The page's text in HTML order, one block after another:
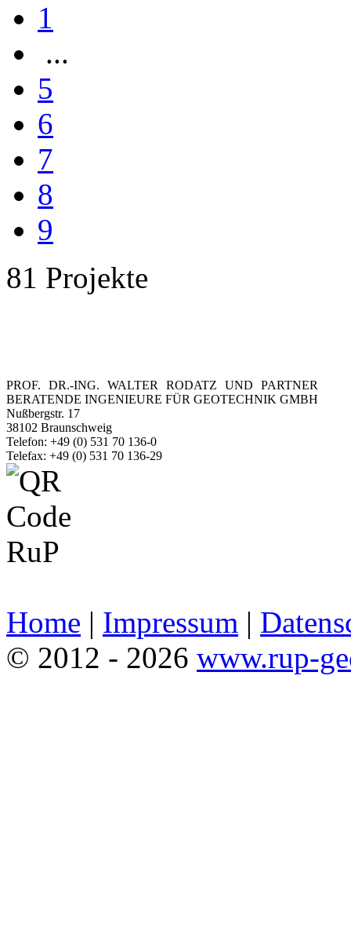
1
...
5
6
7
8
9
81 Projekte
PROF. DR.-ING. WALTER RODATZ UND PARTNER
BERATENDE INGENIEURE FÜR GEOTECHNIK GMBH
Nußbergstr. 17
38102 Braunschweig
Telefon: +49 (0) 531 70 136-0
Telefax: +49 (0) 531 70 136-29
Home | Impressum |
© 2012 - 2026 www.rup-